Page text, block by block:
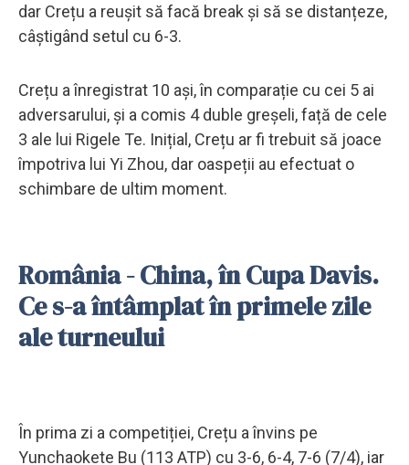
dar Crețu a reușit să facă break și să se distanțeze,
câștigând setul cu 6-3.
Crețu a înregistrat 10 ași, în comparație cu cei 5 ai
adversarului, și a comis 4 duble greșeli, față de cele
3 ale lui Rigele Te. Inițial, Crețu ar fi trebuit să joace
împotriva lui Yi Zhou, dar oaspeții au efectuat o
schimbare de ultim moment.
România - China, în Cupa Davis.
Ce s-a întâmplat în primele zile
ale turneului
În prima zi a competiției, Crețu a învins pe
Yunchaokete Bu (113 ATP) cu 3-6, 6-4, 7-6 (7/4), iar